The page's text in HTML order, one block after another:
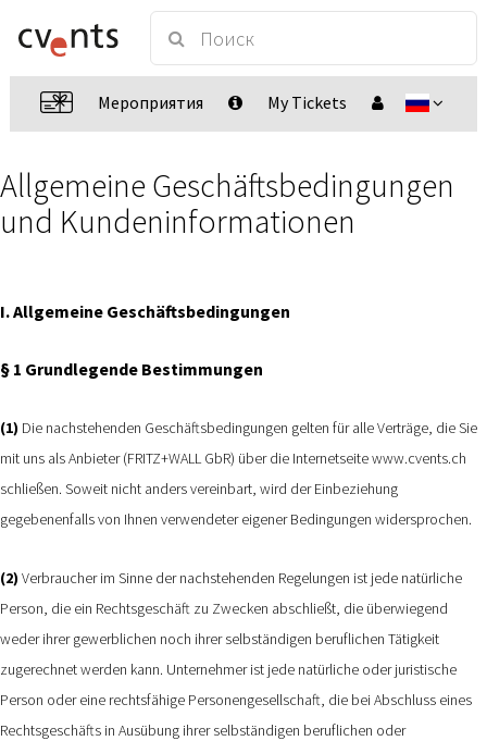
Мероприятия My Tickets
Allgemeine Geschäftsbedingungen
und Kundeninformationen
I. Allgemeine Geschäftsbedingungen
§ 1 Grundlegende Bestimmungen
(1) Die nachstehenden Geschäftsbedingungen gelten für alle Verträge, die Sie
mit uns als Anbieter (FRITZ+WALL GbR) über die Internetseite www.cvents.ch
schließen. Soweit nicht anders vereinbart, wird der Einbeziehung
gegebenenfalls von Ihnen verwendeter eigener Bedingungen widersprochen.
(2) Verbraucher im Sinne der nachstehenden Regelungen ist jede natürliche
Person, die ein Rechtsgeschäft zu Zwecken abschließt, die überwiegend
weder ihrer gewerblichen noch ihrer selbständigen beruflichen Tätigkeit
zugerechnet werden kann. Unternehmer ist jede natürliche oder juristische
Person oder eine rechtsfähige Personengesellschaft, die bei Abschluss eines
Rechtsgeschäfts in Ausübung ihrer selbständigen beruflichen oder